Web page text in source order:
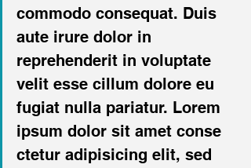
commodo consequat. Duis
aute irure dolor in
reprehenderit in voluptate
velit esse cillum dolore eu
fugiat nulla pariatur. Lorem
ipsum dolor sit amet conse
ctetur adipisicing elit, sed